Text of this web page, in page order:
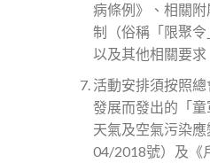
病條例》、相關
制（俗稱「限聚
以及其他相關要求
活動安排須按照總
發展而發出的「
天氣及空氣污染應
04/2018號） 及《